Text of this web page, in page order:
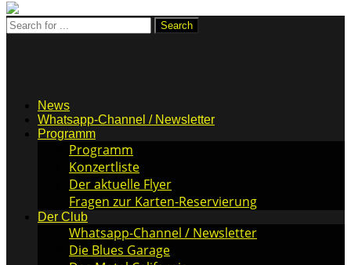
News
Whatsapp-Channel / Newsletter
Programm
Programm
Konzertliste
Der aktuelle Flyer
Fragen zur Karten-Reservierung
Der Club
Whatsapp-Channel / Newsletter
Die Blues Garage